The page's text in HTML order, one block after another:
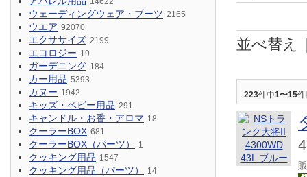
並べ替え
223件中1〜15
ウェーディングウェア・ブーツ 2165
ウエア 92070
エクササイズ 2199
エコロジー 19
ガーデニング 184
カー用品 5393
カヌー 1942
キッズ・ベビー用品 291
キャンドル・お香・アロマ 18
クーラーBOX 681
クーラーBOX（パーツ） 1
クッキング用品 1547
クッキング用品（パーツ） 14